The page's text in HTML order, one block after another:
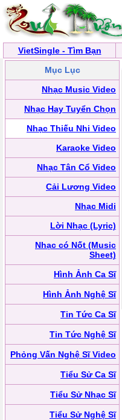
VietSingle - Tìm Bạn
Mục Lục
Nhạc Music Video
Nhạc Hay Tuyển Chọn
Nhạc Thiếu Nhi Video
Karaoke Video
Nhạc Tân Cổ Video
Cải Lương Video
Nhạc Midi
Lời Nhạc (Lyric)
Nhạc có Nốt (Music
Sheet)
Hình Ảnh Ca Sĩ
Hình Ảnh Nghệ Sĩ
Tin Tức Ca Sĩ
Tin Tức Nghệ Sĩ
Phỏng Vấn Nghệ Sĩ Video
Tiểu Sử Ca Sĩ
Tiểu Sử Nhạc Sĩ
Tiểu Sử Nghệ Sĩ